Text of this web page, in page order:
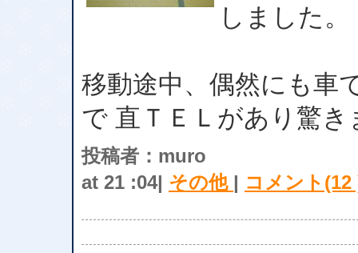
しました。
移動途中、偶然にも車
で 直ＴＥＬがあり驚き
投稿者：muro
at 21 :04| その他 | コメント(12